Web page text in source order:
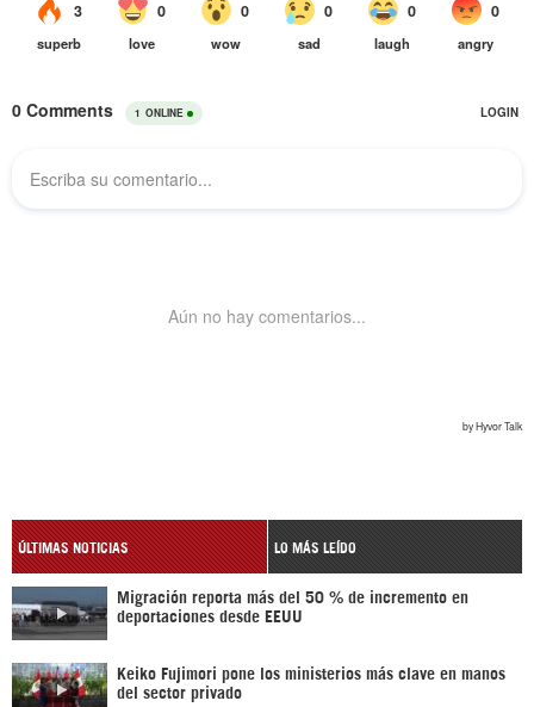
ÚLTIMAS NOTICIAS LO MÁS LEÍDO
Migración reporta más del 50 % de incremento en
deportaciones desde EEUU
Keiko Fujimori pone los ministerios más clave en manos
del sector privado